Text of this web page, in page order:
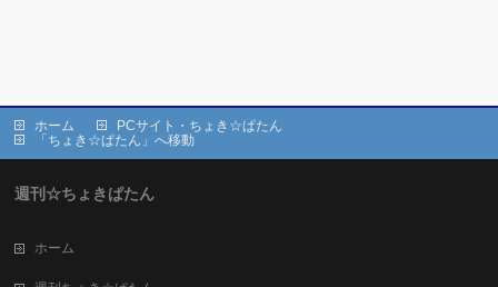
ホーム
PCサイト・ちょき☆ぱたん
「ちょき☆ぱたん」へ移動
週刊☆ちょきぱたん
ホーム